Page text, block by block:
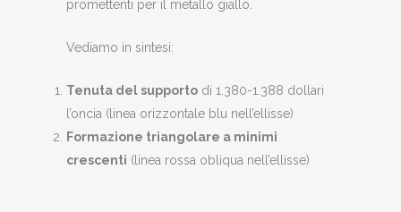
promettenti per il metallo giallo.
Vediamo in sintesi:
Tenuta del supporto di 1.380-1.388 dollari
l’oncia (linea orizzontale blu nell’ellisse)
Formazione triangolare a minimi
crescenti (linea rossa obliqua nell’ellisse)